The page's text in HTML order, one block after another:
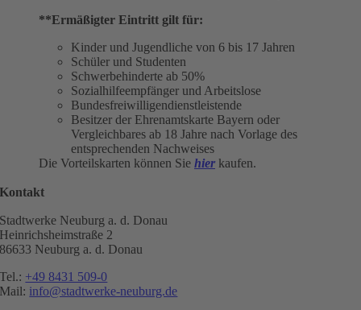
**Ermäßigter Eintritt gilt für:
Kinder und Jugendliche von 6 bis 17 Jahren
Schüler und Studenten
Schwerbehinderte ab 50%
Sozialhilfeempfänger und Arbeitslose
Bundesfreiwilligendienstleistende
Besitzer der Ehrenamtskarte Bayern oder
Vergleichbares ab 18 Jahre nach Vorlage des
entsprechenden Nachweises
Die Vorteilskarten können Sie hier kaufen.
Kontakt
Stadtwerke Neuburg a. d. Donau
Heinrichsheimstraße 2
86633 Neuburg a. d. Donau
Tel.: +49 8431 509-0
Mail: info@stadtwerke-neuburg.de